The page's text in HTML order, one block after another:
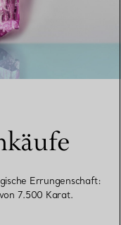
Errungenschaft:
7.500 Karat.